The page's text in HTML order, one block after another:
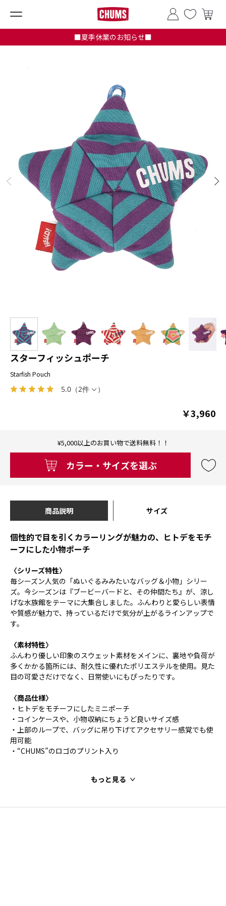
■夏季休業のお知らせ■
5.0 （2件 ）
スターフィッシュポーチ
Starfish Pouch
￥3,960
¥5,000以上のお買い物で送料無料！！
カラー・サイズを選ぶ
商品説明 サイズ
個性的で目を引くカラーリングが魅力の、ヒトデをモチ
ーフにした小物ポーチ
〈シリーズ特性〉
毎シーズン人気の「ぬいぐるみみたいなバッグ＆小物」シリー
ズ。今シーズンは『ブービーバードと、その仲間たち』が、涼し
げな水族館をテーマに大集合しました。ふんわりと愛らしい表情
や質感が魅力で、持っているだけで気分が上がるラインアップで
す。
〈素材特性〉
ふんわり優しい印象のスウェット素材をメインに、裏地や負荷が
多くかかる箇所には、耐久性に優れたポリエステルを使用。見た
目の可愛さだけでなく、日常使いにもぴったりです。
〈商品仕様〉
・ヒトデをモチーフにしたミニポーチ
・コインケースや、小物収納にちょうど良いサイズ感
・上部のループで、バッグに吊り下げてアクセサリー感覚でも使
用可能
・“CHUMS”のロゴのプリント入り
もっと見る